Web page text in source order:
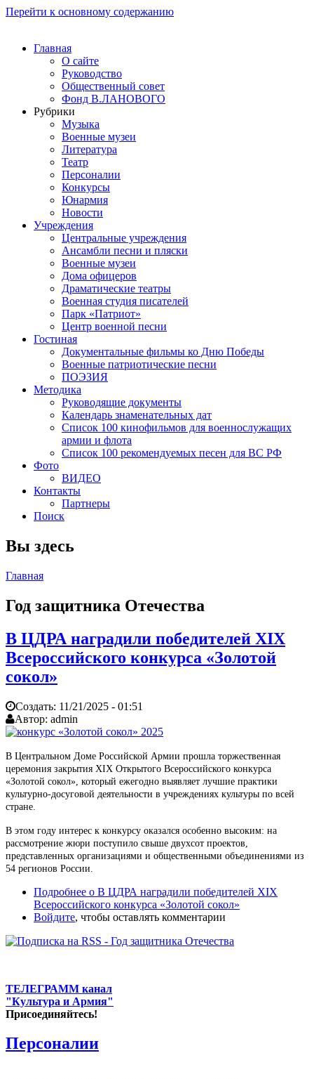
Перейти к основному содержанию
Главная
О сайте
Руководство
Общественный совет
Фонд В.ЛАНОВОГО
Рубрики
Музыка
Военные музеи
Литература
Театр
Персоналии
Конкурсы
Юнармия
Новости
Учреждения
Центральные учреждения
Ансамбли песни и пляски
Военные музеи
Дома офицеров
Драматические театры
Военная студия писателей
Парк «Патриот»
Центр военной песни
Гостиная
Документальные фильмы ко Дню Победы
Военные патриотические песни
ПОЭЗИЯ
Методика
Руководящие документы
Календарь знаменательных дат
Список 100 кинофильмов для военнослужащих
армии и флота
Список 100 рекомендуемых песен для ВС РФ
Фото
ВИДЕО
Контакты
Партнеры
Поиск
Вы здесь
Главная
Год защитника Отечества
В ЦДРА наградили победителей XIX
Всероссийского конкурса «Золотой
сокол»
Создать: 11/21/2025 - 01:51
Автор: admin
В Центральном Доме Российской Армии прошла торжественная
церемония закрытия XIX Открытого Всероссийского конкурса
«Золотой сокол», который ежегодно выявляет лучшие практики
культурно-досуговой деятельности в учреждениях культуры по всей
стране.
В этом году интерес к конкурсу оказался особенно высоким: на
рассмотрение жюри поступило свыше двухсот проектов,
представленных организациями и общественными объединениями из
54 регионов России.
Подробнее о В ЦДРА наградили победителей XIX
Всероссийского конкурса «Золотой сокол»
Войдите, чтобы оставлять комментарии
ТЕЛЕГРАММ канал
"Культура и Армия"
Присоединяйтесь!
Персоналии